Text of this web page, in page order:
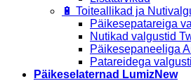
🔋 Toiteallikad ja
Päikesepatareiga
Nutikad valgustid
Päikesepaneeliga
Patareidega
Päikeselaternad Lumiz